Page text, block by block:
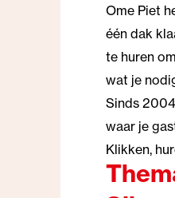
Ome Piet
één dak
te huren
wat je
Sinds
waar je
Klikken,